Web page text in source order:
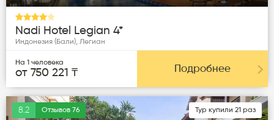
Nadi Hotel Legian 4*
Индонезия (Бали), Легиан
На 1 человека
от 750 221 ₸ Подробнее
8.2 Отзывов 76 Тур купили 21 раз